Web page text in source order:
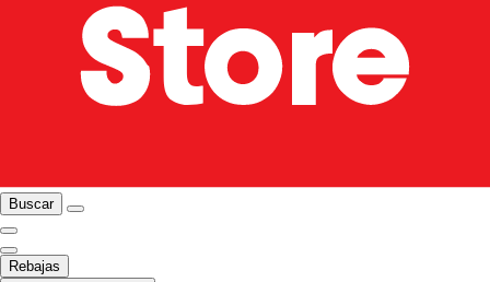
Buscar
Rebajas